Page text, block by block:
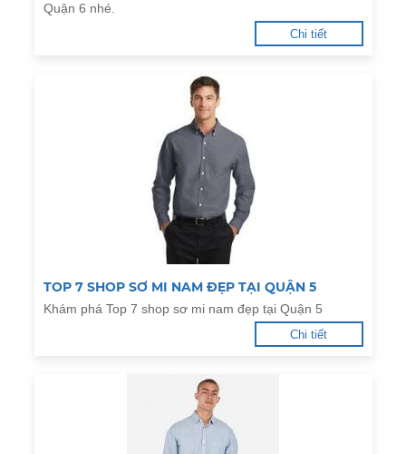
Quận 6 nhé.
Chi tiết
TOP 7 SHOP SƠ MI NAM ĐẸP TẠI QUẬN 5
Khám phá Top 7 shop sơ mi nam đẹp tại Quận 5
Chi tiết